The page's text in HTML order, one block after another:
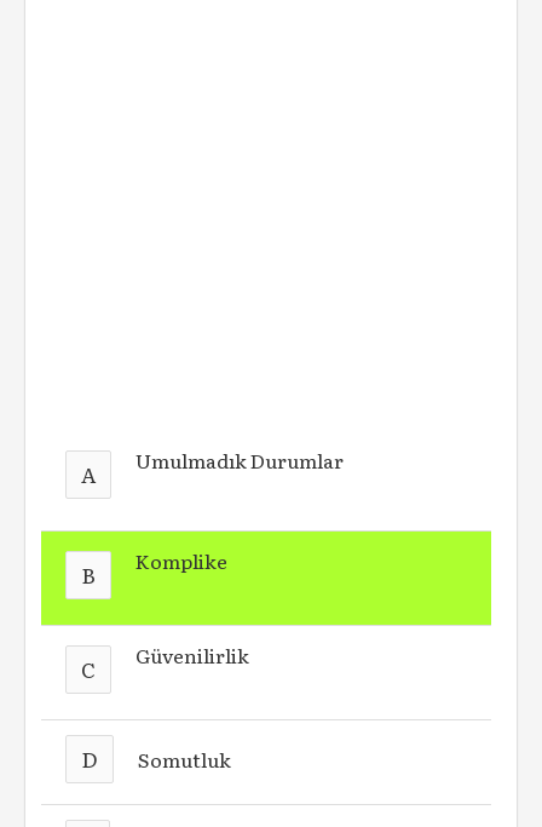
A Umulmadık Durumlar
B Komplike
C Güvenilirlik
D Somutluk